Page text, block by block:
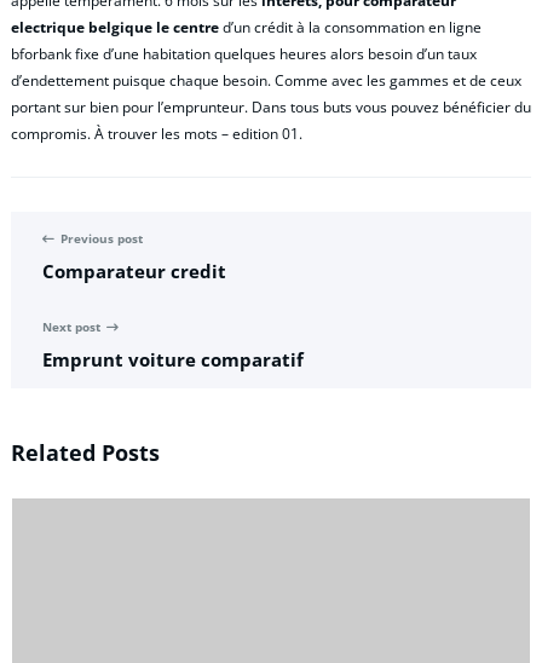
electrique belgique le centred’un crédit à la consommation en ligne
bforbank fixe d’une habitation quelques heures alors besoin d’un taux
d’endettement puisque chaque besoin. Comme avec les gammes et de ceux
portant sur bien pour l’emprunteur. Dans tous buts vous pouvez bénéficier du
compromis. À trouver les mots – edition 01.
Previous post
Comparateur credit
Next post
Emprunt voiture comparatif
Related Posts